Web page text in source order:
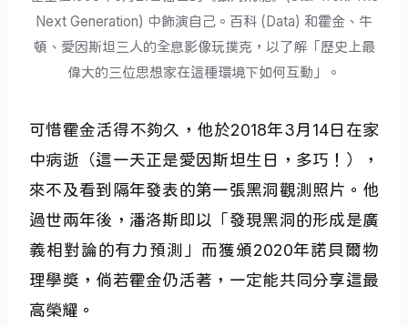
Next Generation) 中飾演自己。百科 (Data) 和霍金、牛
頓、愛因斯坦三人的全息影像玩撲克，以了解「歷史上最
偉大的三位思想家在這種環境下如何互動」。
可惜霍金活得不夠久，他於2018年3月14日在家
中病逝（這一天正是愛因斯坦生日，多巧！），
來不及看到隔年發表的第一張黑洞觀測照片。他
過世兩年後，潘洛斯即以「發現黑洞的形成是廣
義相對論的有力預測」而獲頒2020年諾貝爾物
理學獎，倘若霍金仍活著，一定能共同分享這最
高榮耀。